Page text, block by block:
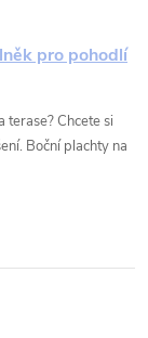
pro pohodlí
terase? Chcete si
Boční plachty na